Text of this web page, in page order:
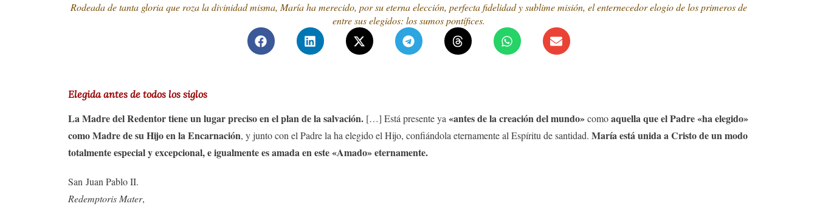
Rodeada de tanta gloria que roza la divinidad misma, María ha merecido, por su eterna elección, perfecta fidelidad y sublime misión, el enternecedor elogio de los primeros de
entre sus elegidos: los sumos pontífices.
Elegida antes de todos los siglos
La Madre del Redentor tiene un lugar preciso en el plan de la salvación. […] Está presente ya «antes de la creación del mundo»comoaquella que el Padre «ha elegido»
como Madre de su Hijo en la Encarnación, y junto con el Padre la ha elegido el Hijo, confiándola eternamente al Espíritu de santidad. María está unida a Cristo de un modo
totalmente especial y excepcional, e igualmente es amada en este «Amado» eternamente.
San Juan Pablo II.
Redemptoris Mater,